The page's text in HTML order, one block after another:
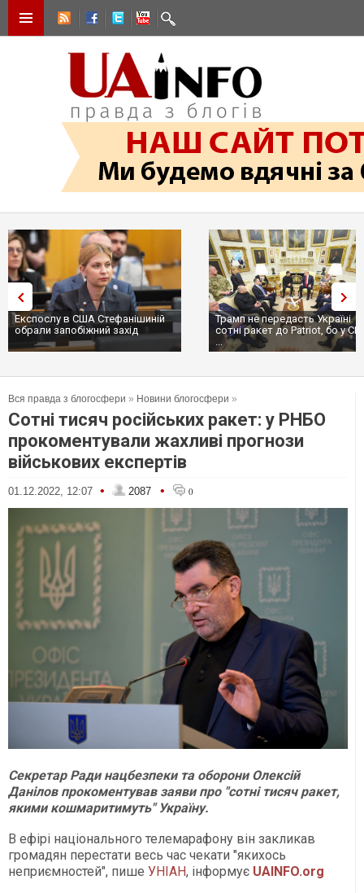
Експослу в США Стефанішиній
обрали запобіжний захід
Трамп не передасть Україні
сотні ракет до Patriot, бо у
...
Вся правда з блогосфери » Новини блогосфери »
Сотні тисяч російських ракет: у РНБО
прокоментували жахливі прогнози
військових експертів
01.12.2022, 12:07 • 2087 • 0
Секретар Ради нацбезпеки та оборони Олексій
Данілов прокоментував заяви про "сотні тисяч ракет,
якими кошмаритимуть" Україну.
В ефірі національного телемарафону він закликав
громадян перестати весь час чекати "якихось
неприємностей", пише УНІАН, інформує UAINFO.org